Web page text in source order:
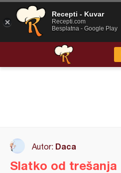
Autor: Daca
Slatko od trešanja
Recepti - Kuvar
Recepti.com
Besplatna - Google Play